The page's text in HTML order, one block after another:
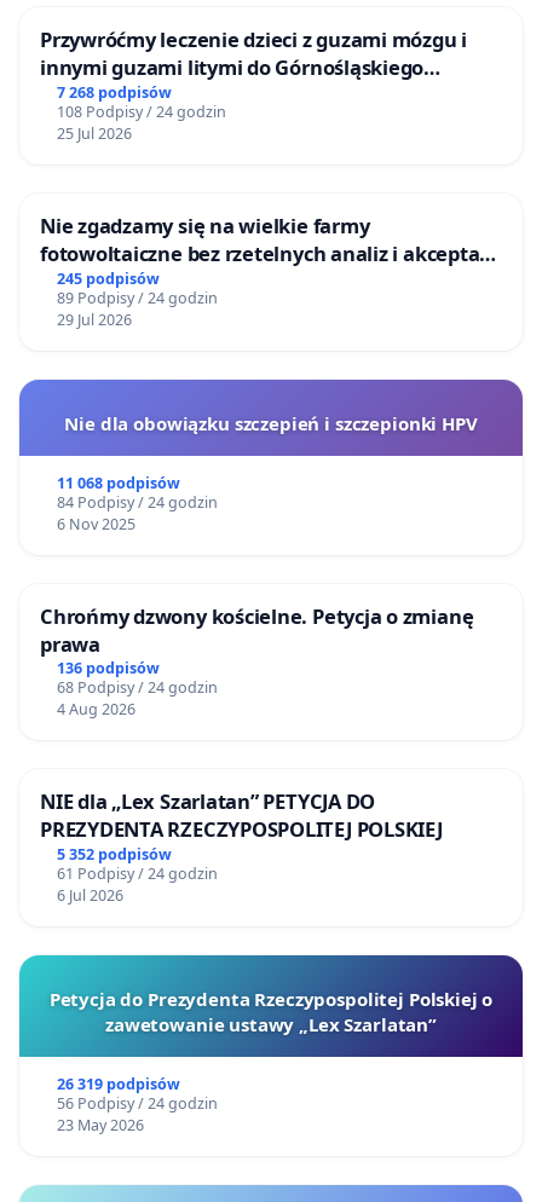
Przywróćmy leczenie dzieci z guzami mózgu i
innymi guzami litymi do Górnośląskiego
Centrum Zdrowia Dziecka w Katowicach
7 268 podpisów
108 Podpisy / 24 godzin
25 Jul 2026
Nie zgadzamy się na wielkie farmy
fotowoltaiczne bez rzetelnych analiz i akceptacji
mieszkańców
245 podpisów
89 Podpisy / 24 godzin
29 Jul 2026
Nie dla obowiązku szczepień i szczepionki HPV
11 068 podpisów
84 Podpisy / 24 godzin
6 Nov 2025
Chrońmy dzwony kościelne. Petycja o zmianę
prawa
136 podpisów
68 Podpisy / 24 godzin
4 Aug 2026
NIE dla „Lex Szarlatan” PETYCJA DO
PREZYDENTA RZECZYPOSPOLITEJ POLSKIEJ
5 352 podpisów
61 Podpisy / 24 godzin
6 Jul 2026
Petycja do Prezydenta Rzeczypospolitej Polskiej o
zawetowanie ustawy „Lex Szarlatan”
26 319 podpisów
56 Podpisy / 24 godzin
23 May 2026